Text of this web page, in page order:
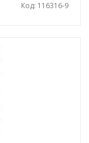
Код: 116316-9